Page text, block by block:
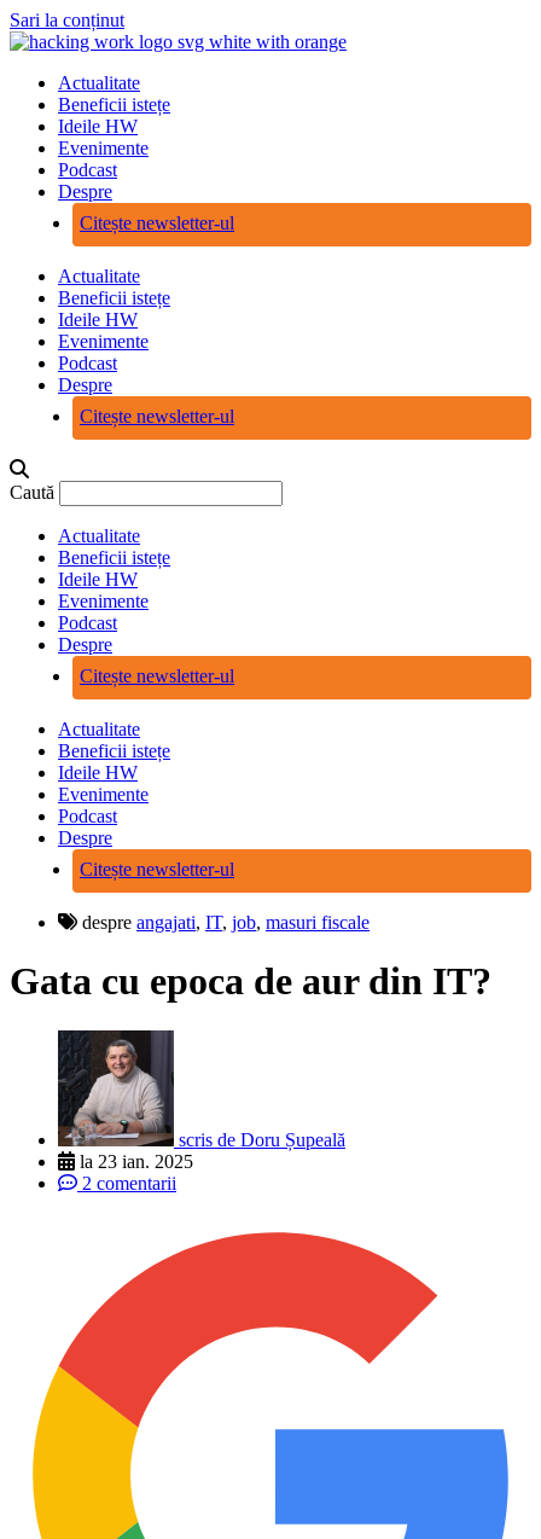
Sari la conținut
Actualitate
Beneficii istețe
Ideile HW
Evenimente
Podcast
Despre
Citește newsletter-ul
Actualitate
Beneficii istețe
Ideile HW
Evenimente
Podcast
Despre
Citește newsletter-ul
Caută
Actualitate
Beneficii istețe
Ideile HW
Evenimente
Podcast
Despre
Citește newsletter-ul
Actualitate
Beneficii istețe
Ideile HW
Evenimente
Podcast
Despre
Citește newsletter-ul
despre angajati, IT, job, masuri fiscale
Gata cu epoca de aur din IT?
scris de Doru Șupeală
la 23 ian. 2025
2 comentarii